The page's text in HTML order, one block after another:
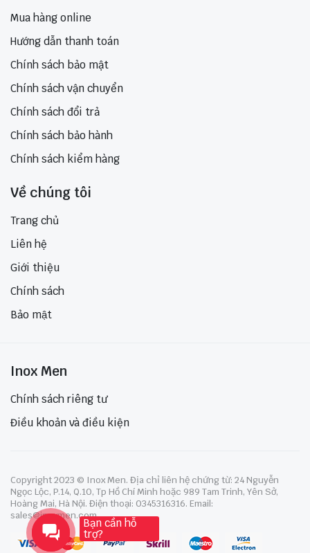
Mua hàng online
Hướng dẫn thanh toán
Chính sách bảo mật
Chính sách vận chuyển
Chính sách đổi trả
Chính sách bảo hành
Chính sách kiểm hàng
Về chúng tôi
Trang chủ
Liên hệ
Giới thiệu
Chính sách
Bảo mật
Inox Men
Chính sách riêng tư
Điều khoản và điều kiện
Copyright 2023 © Inox Men. Địa chỉ liên hệ chứng từ: 24 Nguyễn
Ngọc Lộc, P.14, Q.10, Tp Hồ Chí Minh hoặc 989 Tam Trinh, Yên Sở,
Hoàng Mai, Hà Nội. Điện thoại: 0345316316. Email:
sales@inoxmen.com
Bạn cần hỗ
trợ?